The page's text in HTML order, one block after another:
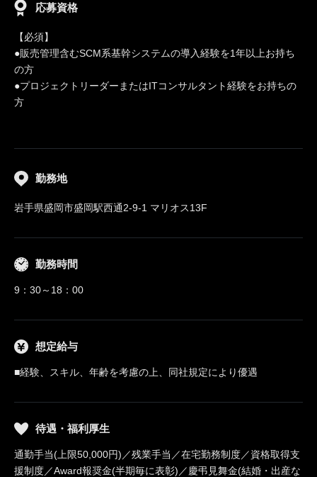
応募資格
【必須】
●販売管理含むSCM系基幹システムの導入経験を1年以上お持ち
の方
●プロジェクトリーダーまたはITコンサルタント経験をお持ちの
方
勤務地
岩手県盛岡市盛岡駅西通2-9-1 マリオス13F
勤務時間
9：30～18：00
想定給与
■経験、スキル、年齢を考慮の上、同社規定により優遇
待遇・福利厚生
通勤手当(上限50,000円)／残業手当／在宅勤務制度／資格取得支
援制度／Award報奨金(半期毎に表彰)／慶弔見舞金(結婚・出産な